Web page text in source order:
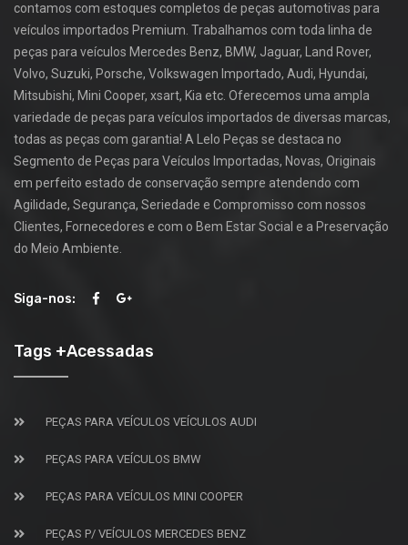
contamos com estoques completos de peças automotivas para
veículos importados Premium. Trabalhamos com toda linha de
peças para veículos Mercedes Benz, BMW, Jaguar, Land Rover,
Volvo, Suzuki, Porsche, Volkswagen Importado, Audi, Hyundai,
Mitsubishi, Mini Cooper, xsart, Kia etc. Oferecemos uma ampla
variedade de peças para veículos importados de diversas marcas,
todas as peças com garantia! A Lelo Peças se destaca no
Segmento de Peças para Veículos Importadas, Novas, Originais
em perfeito estado de conservação sempre atendendo com
Agilidade, Segurança, Seriedade e Compromisso com nossos
Clientes, Fornecedores e com o Bem Estar Social e a Preservação
do Meio Ambiente.
Siga-nos:
Tags +Acessadas
PEÇAS PARA VEÍCULOS VEÍCULOS AUDI
PEÇAS PARA VEÍCULOS BMW
PEÇAS PARA VEÍCULOS MINI COOPER
PEÇAS P/ VEÍCULOS MERCEDES BENZ